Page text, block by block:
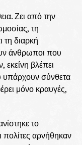
Ζει από την
τη
διαρκή
άνθρωποι που
εκείνη βλέπει
υπάρχουν σύνθετα
μόνο κραυγές,
το
πολίτες αρνήθηκαν